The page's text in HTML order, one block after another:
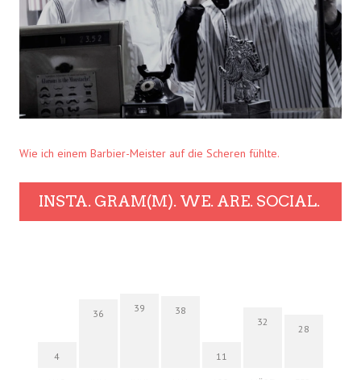
Wie ich einem Barbier-Meister auf die Scheren fühlte.
INSTA. GRAM(M). WE. ARE. SOCIAL.
4
36 39 38
11
32
28